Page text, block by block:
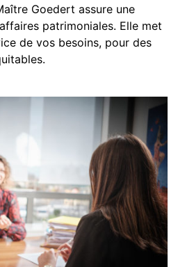
Goedert assure une
patrimoniales. Elle met
de vos besoins, pour des